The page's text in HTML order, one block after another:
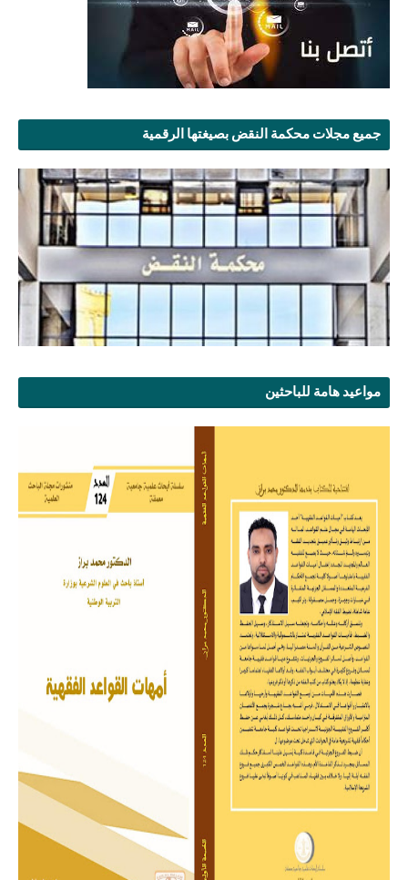
جميع مجلات محكمة النقض بصيغتها الرقمية
مواعيد هامة للباحثين